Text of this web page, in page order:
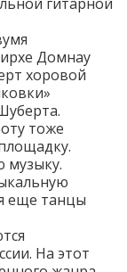
Домнау
хоровой
тоже
музыку.
еще танцы
На этот